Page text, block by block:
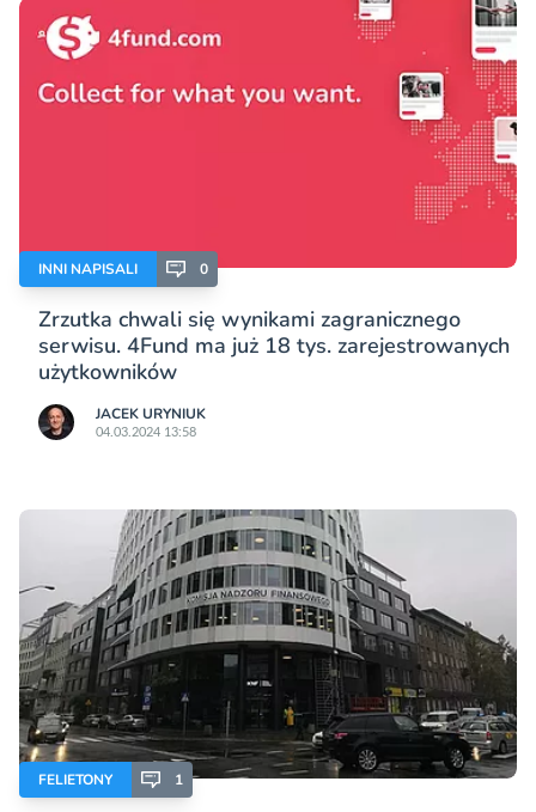
INNI NAPISALI 0
Zrzutka chwali się wynikami zagranicznego
serwisu. 4Fund ma już 18 tys. zarejestrowanych
użytkowników
JACEK URYNIUK
04.03.2024 13:58
FELIETONY 1